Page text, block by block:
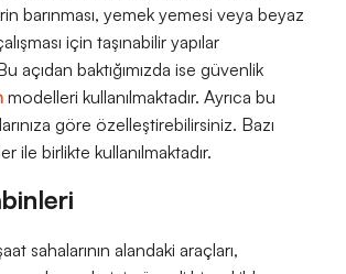
barınması, yemek yemesi veya beyaz
için taşınabilir yapılar
açıdan baktığımızda ise güvenlik
modelleri kullanılmaktadır. Ayrıca bu
göre özelleştirebilirsiniz. Bazı
ile birlikte kullanılmaktadır.
sahalarının alandaki araçları,